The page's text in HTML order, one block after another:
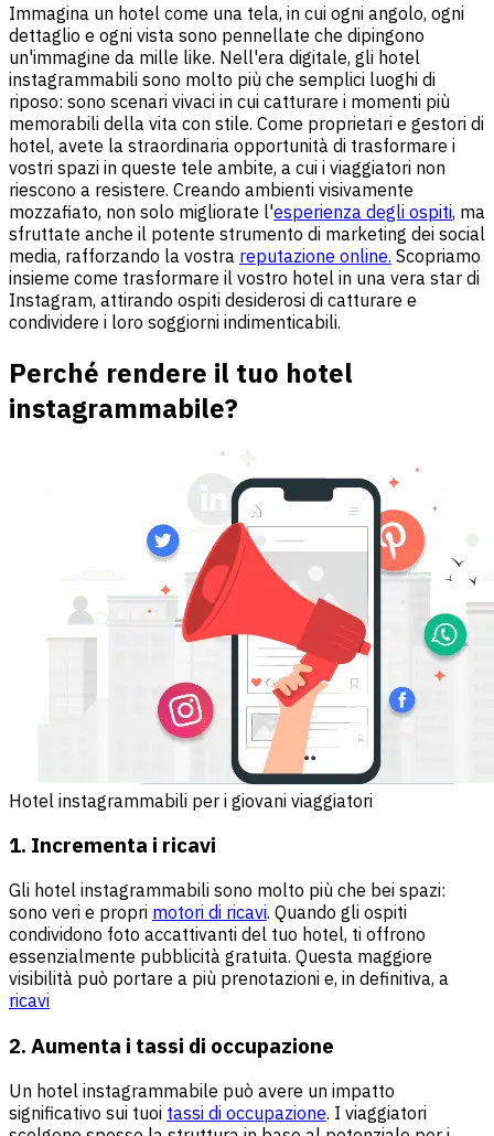
Immagina un hotel come una tela, in cui ogni angolo, ogni
dettaglio e ogni vista sono pennellate che dipingono
un'immagine da mille like. Nell'era digitale, gli hotel
instagrammabili sono molto più che semplici luoghi di
riposo: sono scenari vivaci in cui catturare i momenti più
memorabili della vita con stile. Come proprietari e gestori di
hotel, avete la straordinaria opportunità di trasformare i
vostri spazi in queste tele ambite, a cui i viaggiatori non
riescono a resistere. Creando ambienti visivamente
mozzafiato, non solo migliorate l'esperienza degli ospiti, ma
sfruttate anche il potente strumento di marketing dei social
media, rafforzando la vostra reputazione online. Scopriamo
insieme come trasformare il vostro hotel in una vera star di
Instagram, attirando ospiti desiderosi di catturare e
condividere i loro soggiorni indimenticabili.
Perché rendere il tuo hotel
instagrammabile?
Hotel instagrammabili per i giovani viaggiatori
1. Incrementa i ricavi
Gli hotel instagrammabili sono molto più che bei spazi:
sono veri e propri motori di ricavi. Quando gli ospiti
condividono foto accattivanti del tuo hotel, ti offrono
essenzialmente pubblicità gratuita. Questa maggiore
visibilità può portare a più prenotazioni e, in definitiva, a
ricavi
2. Aumenta i tassi di occupazione
Un hotel instagrammabile può avere un impatto
significativo sui tuoi tassi di occupazione. I viaggiatori